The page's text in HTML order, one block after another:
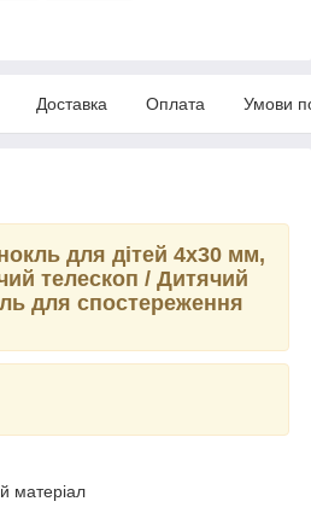
Доставка Оплата Умови
для дітей 4х30 мм,
телескоп / Дитячий
для спостереження
матеріал